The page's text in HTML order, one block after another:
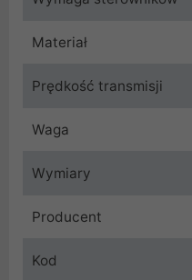
Materiał
Prędkość transmisji
Waga
Wymiary
Producent
Kod